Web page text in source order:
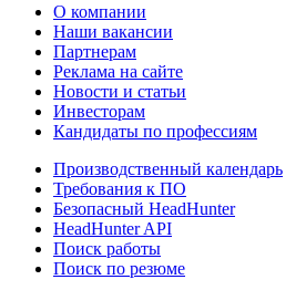
О компании
Наши вакансии
Партнерам
Реклама на сайте
Новости и статьи
Инвесторам
Кандидаты по профессиям
Производственный календарь
Требования к ПО
Безопасный HeadHunter
HeadHunter API
Поиск работы
Поиск по резюме